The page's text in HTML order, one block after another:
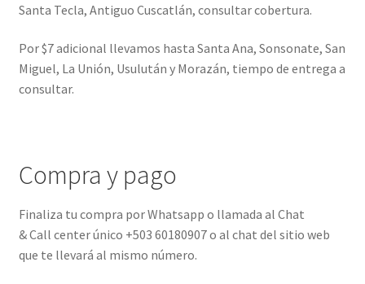
Santa Tecla, Antiguo Cuscatlán, consultar cobertura.
Por $7 adicional llevamos hasta Santa Ana, Sonsonate, San
Miguel, La Unión, Usulután y Morazán, tiempo de entrega a
consultar.
Compra y pago
Finaliza tu compra por Whatsapp o llamada al Chat
& Call center único +503 60180907 o al chat del sitio web
que te llevará al mismo número.